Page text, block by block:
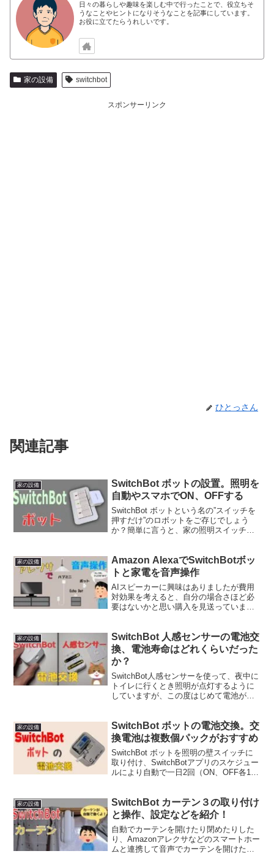
日々の暮らしや趣味を楽しむ中で行ったことで、役立ちそ
うなことやヒントになりそうなことを記事にしています。
お役に立てたらうれしいです。
家の設備 switchbot
スポンサーリンク
ひとっさん
関連記事
家の設備
SwitchBot ボットの設置。照明を
自動やスマホでON、OFFする
SwitchBot ボットという名の”スイッチを
押すだけ”のロボットをご存じでしょう
か？簡単に言うと、家の照明スイッチ
品のSwitchBot ハブミニとの併用によ
り...
家の設備
Amazon AlexaでSwitchBotボッ
トと家電を音声操作
AIスピーカーに興味はありましたが費用
対効果を考えると、自分の場合さほど必
要はないかと思い購入を見送っていまし
スマホで遠隔操作する楽しさを知り、た
またまAma...
家の設備
SwitchBot 人感センサーの電池交
換、電池寿命はどれくらいだった
か？
SwitchBot人感センサーを使って、夜中に
トイレに行くとき照明が点灯するように
していますが、この度はじめて電池が切
出したら照明が点灯し、再び動体検出し
たら照明が消...
家の設備
SwitchBot ボットの電池交換。交
換電池は複数個パックがおすすめ
SwitchBot ボットを照明の壁スイッチに
取り付け、SwitchBotアプリのスケジュー
ルにより自動で一日2回（ON、OFF各1
（使用できる期間）を正確に把握してい
ま...
家の設備
SwitchBot カーテン３の取り付け
と操作、設定などを紹介！
自動でカーテンを開けたり閉めたりした
り、Amazonアレクサなどのスマートホー
ムと連携して音声でカーテンを開けたり